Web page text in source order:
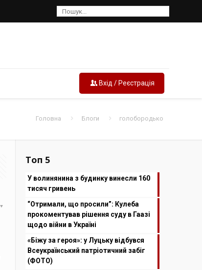
Вхід / Реєстрація
Головна Блоги голобородько
Топ 5
У волинянина з будинку винесли 160
тисяч гривень
“Отримали, що просили”: Кулеба
прокоментував рішення суду в Гаазі
щодо війни в Україні
«Біжу за героя»: у Луцьку відбувся
Всеукраїнський патріотичний забіг
(ФОТО)